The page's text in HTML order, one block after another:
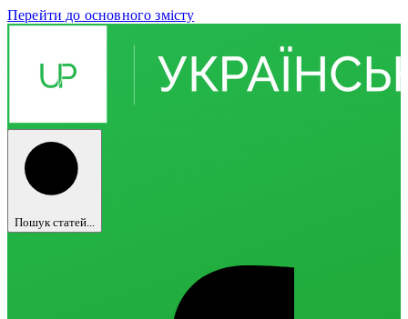
Перейти до основного змісту
Пошук статей...